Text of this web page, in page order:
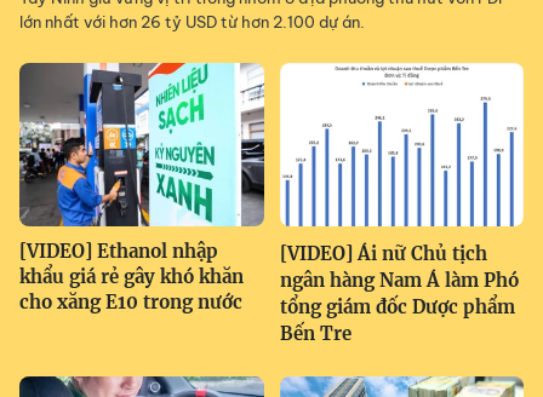
lớn nhất với hơn 26 tỷ USD từ hơn 2.100 dự án.
[VIDEO] Ethanol nhập
khẩu giá rẻ gây khó khăn
cho xăng E10 trong nước
[VIDEO] Ái nữ Chủ tịch
ngân hàng Nam Á làm Phó
tổng giám đốc Dược phẩm
Bến Tre